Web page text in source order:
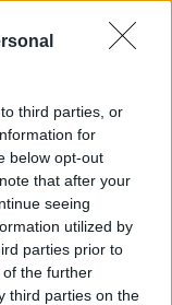
third parties, or
for
below opt-out
that after your
seeing
utilized by
parties prior to
the further
third parties on the